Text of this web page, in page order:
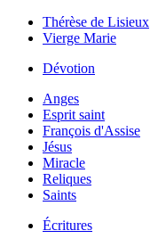
Thérèse de Lisieux
Vierge Marie
Dévotion
Anges
Esprit saint
François d'Assise
Jésus
Miracle
Reliques
Saints
Écritures